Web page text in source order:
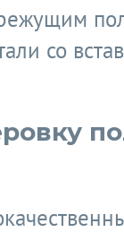
со